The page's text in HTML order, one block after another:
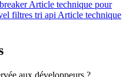
Article technique pour
filtres tri api Article technique
aux développeurs ?